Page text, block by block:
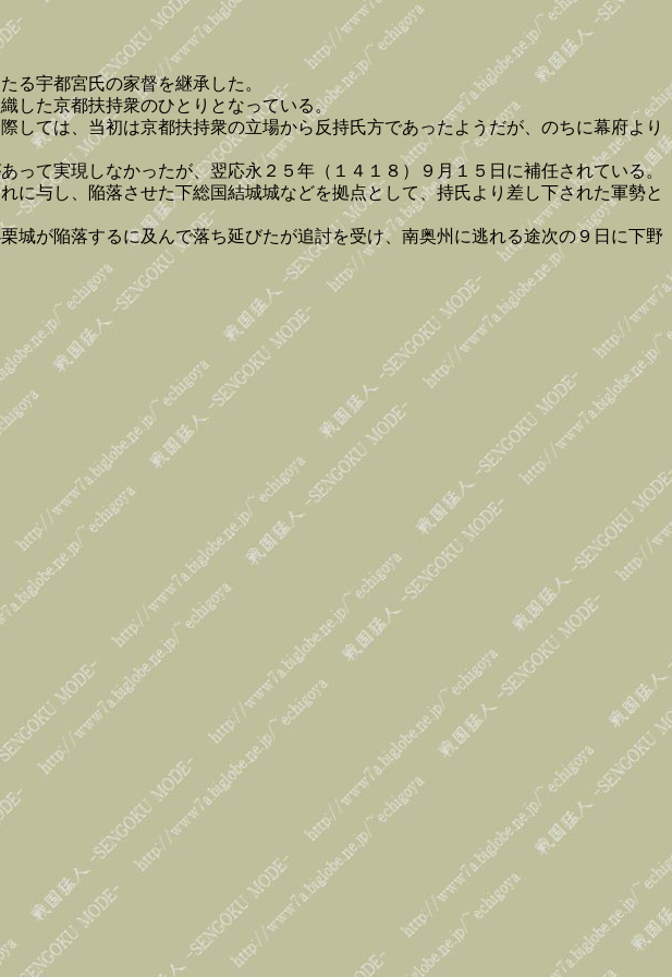
る宇都宮氏の家督を継承した。
した京都扶持衆のひとりとなっている。
しては、当初は京都扶持衆の立場から反持氏方であったようだが、のちに幕府より
て実現しなかったが、翌応永２５年（１４１８）９月１５日に補任されている。
に与し、陥落させた下総国結城城などを拠点として、持氏より差し下された軍勢と
が陥落するに及んで落ち延びたが追討を受け、南奥州に逃れる途次の９日に下野